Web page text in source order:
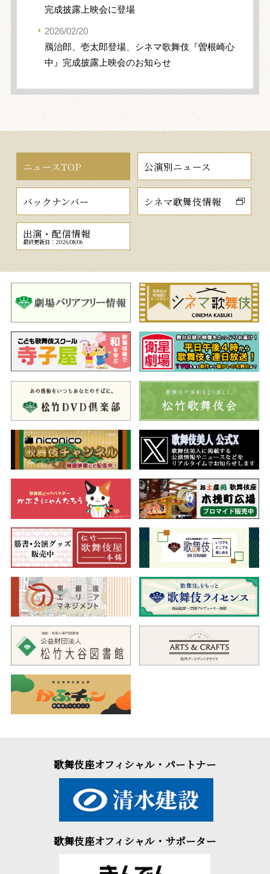
完成披露上映会に登場
2026/02/20
鴈治郎、壱太郎登場、シネマ歌舞伎『曽根崎心
中』完成披露上映会のお知らせ
ニュースTOP 公演別ニュース
バックナンバー シネマ歌舞伎情報
出演・配信情報
最終更新日：2026/08/06
歌舞伎座オフィシャル・パートナー
歌舞伎座オフィシャル・サポーター